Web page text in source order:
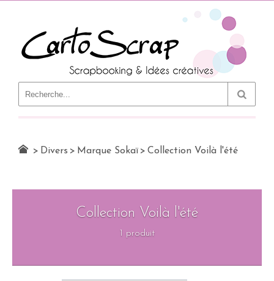
> Divers > Marque Sokaï > Collection Voilà l'été
Collection Voilà l'été
1 produit